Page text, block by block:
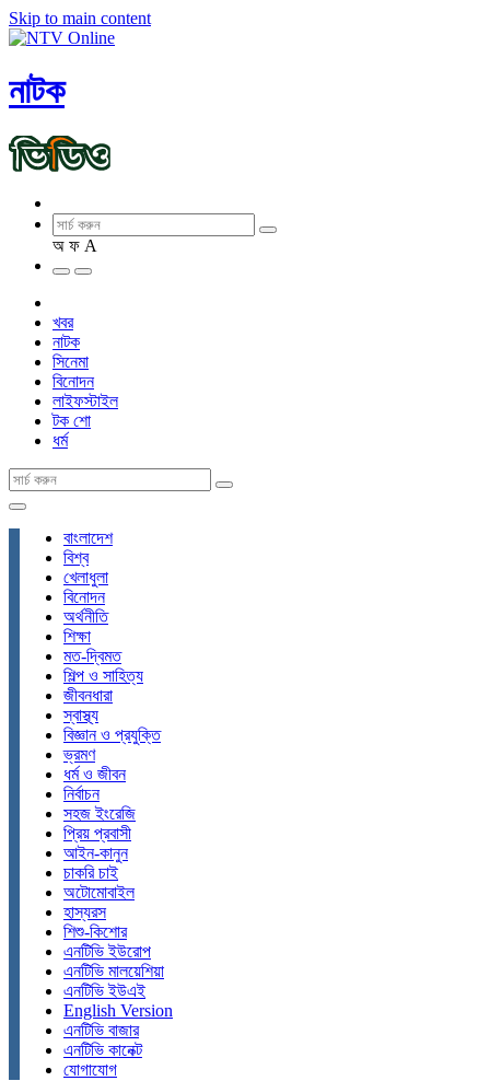
Skip to main content
নাটক
অ ফ A
খবর
নাটক
সিনেমা
বিনোদন
লাইফস্টাইল
টক শো
ধর্ম
বাংলাদেশ
বিশ্ব
খেলাধুলা
বিনোদন
অর্থনীতি
শিক্ষা
মত-দ্বিমত
শিল্প ও সাহিত্য
জীবনধারা
স্বাস্থ্য
বিজ্ঞান ও প্রযুক্তি
ভ্রমণ
ধর্ম ও জীবন
নির্বাচন
সহজ ইংরেজি
প্রিয় প্রবাসী
আইন-কানুন
চাকরি চাই
অটোমোবাইল
হাস্যরস
শিশু-কিশোর
এনটিভি ইউরোপ
এনটিভি মালয়েশিয়া
এনটিভি ইউএই
English Version
এনটিভি বাজার
এনটিভি কানেক্ট
যোগাযোগ